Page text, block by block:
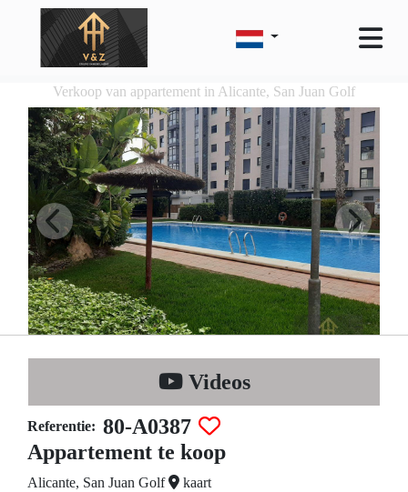
Verkoop van appartement in Alicante, San Juan Golf
Videos
Referentie: 80-A0387
Appartement te koop
Alicante, San Juan Golf kaart